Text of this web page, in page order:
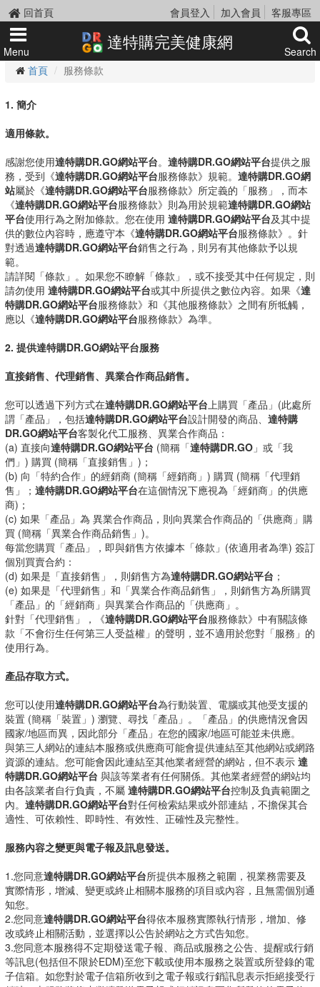
回首頁 會員登入 加入會員 客服專區
Menu 達特購完美健康網
Search
首頁
服務條款
1. 簡介
適用條款。
感謝您使用達特購DR.GO網站平台。 達特購DR.GO網站平台提供之服
務，受到《達特購DR.GO網站平台服務條款》規範。 達特購DR.GO網
站屬於《達特購DR.GO網站平台服務條款》所定義的「服務」，而本
《達特購DR.GO網站平台服務條款》則為用於規範達特購DR.GO網站
平台使用行為之附加條款。您在使用 達特購DR.GO網站平台及其中提
供的數位內容時，應遵守本《達特購DR.GO網站平台服務條款》。針
對透過達特購DR.GO網站平台銷售之行為，則另有其他條款予以規
範。
請詳閱「條款」。如果您不瞭解「條款」，或不接受其中任何規定，則
請勿使用 達特購DR.GO網站平台或其中所提供之數位內容。如果《達
特購DR.GO網站平台服務條款》和《其他服務條款》之間有所牴觸，
應以《達特購DR.GO網站平台服務條款》為準。
2. 提供達特購DR.GO網站平台服務
直接銷售、代理銷售、異業合作商品銷售。
您可以透過下列方式在達特購DR.GO網站平台上購買「產品」(此處所
謂「產品」，包括達特購DR.GO網站平台設計開發的商品、 達特購
DR.GO網站平台客製化代工服務、異業合作商品：
(a) 直接向達特購DR.GO網站平台 (簡稱「達特購DR.GO 」或「我
們」) 購買 (簡稱「直接銷售」)；
(b) 向「特約合作」的經銷商 (簡稱「經銷商」) 購買 (簡稱「代理銷
售」； 達特購DR.GO網站平台在這個情況下應視為「經銷商」的供應
商)；
(c) 如果「產品」為 異業合作商品，則向異業合作商品的「供應商」購
買 (簡稱「異業合作商品銷售」)。
每當您購買「產品」，即與銷售方依據本「條款」(依適用者為準) 簽訂
個別買賣合約：
(d) 如果是「直接銷售」，則銷售方為達特購DR.GO網站平台 ；
(e) 如果是「代理銷售」和「異業合作商品銷售」，則銷售方為所購買
「產品」的「經銷商」與異業合作商品的「供應商」。
針對「代理銷售」，《達特購DR.GO網站平台服務條款》中有關該條
款「不會衍生任何第三人受益權」的聲明，並不適用於您對「服務」的
使用行為。
產品存取方式。
您可以使用達特購DR.GO網站平台為行動裝置、電腦或其他受支援的
裝置 (簡稱「裝置」) 瀏覽、尋找「產品」。「產品」的供應情況會因
國家/地區而異，因此部分「產品」在您的國家/地區可能並未供應。
與第三人網站的連結本服務或供應商可能會提供連結至其他網站或網路
資源的連結。您可能會因此連結至其他業者經營的網站，但不表示 達
特購DR.GO網站平台 與該等業者有任何關係。其他業者經營的網站均
由各該業者自行負責，不屬 達特購DR.GO網站平台控制及負責範圍之
內。 達特購DR.GO網站平台對任何檢索結果或外部連結，不擔保其合
適性、可依賴性、即時性、有效性、正確性及完整性。
服務內容之變更與電子報及訊息發送。
1.您同意達特購DR.GO網站平台所提供本服務之範圍，視業務需要及
實際情形，增減、變更或終止相關本服務的項目或內容，且無需個別通
知您。
2.您同意達特購DR.GO網站平台得依本服務實際執行情形，增加、修
改或終止相關活動，並選擇以公告於網站之方式告知您。
3.您同意本服務得不定期發送電子報、商品或服務之公告、提醒或行銷
等訊息(包括但不限於EDM)至您下載或使用本服務之裝置或所登錄的電
子信箱。如您對於電子信箱所收到之電子報或行銷訊息表示拒絕接受行